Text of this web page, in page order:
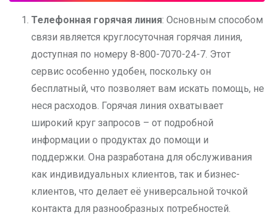
Телефонная горячая линия: Основным способом
связи является круглосуточная горячая линия,
доступная по номеру 8-800-7070-24-7. Этот
сервис особенно удобен, поскольку он
бесплатный, что позволяет вам искать помощь, не
неся расходов. Горячая линия охватывает
широкий круг запросов – от подробной
информации о продуктах до помощи и
поддержки. Она разработана для обслуживания
как индивидуальных клиентов, так и бизнес-
клиентов, что делает её универсальной точкой
контакта для разнообразных потребностей.